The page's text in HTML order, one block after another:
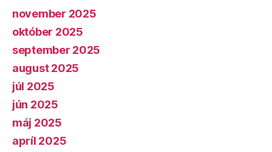
november 2025
október 2025
september 2025
august 2025
júl 2025
jún 2025
máj 2025
apríl 2025